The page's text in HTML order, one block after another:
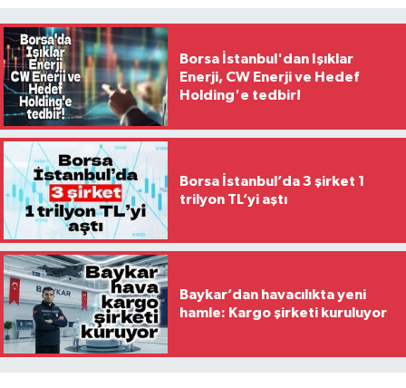
Borsa İstanbul'dan Işıklar
Enerji, CW Enerji ve Hedef
Holding'e tedbir!
Borsa İstanbul’da 3 şirket 1
trilyon TL’yi aştı
Baykar’dan havacılıkta yeni
hamle: Kargo şirketi kuruluyor